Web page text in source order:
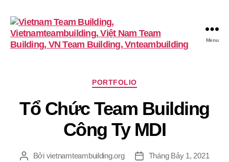
VietnamTeambuilding
Menu
Chuyên
PORTFOLIO
Tổ Chức Team Building
Công Ty MDI
TácBởi vietnamteambuilding.org
NgàyTháng Bảy 1, 2021